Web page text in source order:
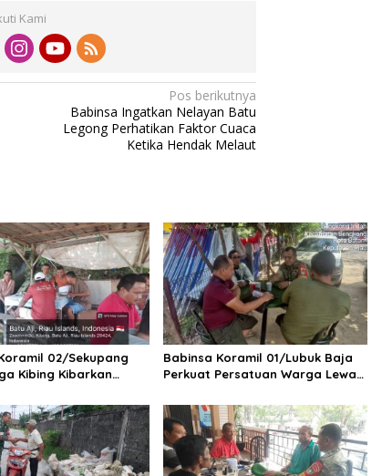
Kami
Pos berikutnya
Babinsa Ingatkan Nelayan Batu
Legong Perhatikan Faktor Cuaca
Ketika Hendak Melaut
02/Sekupang
Kibing Kibarkan
di Musim
Babinsa Koramil 01/Lubuk Baja
Perkuat Persatuan Warga Lewat
dan Semarakkan Bulan
Kemerdekaan